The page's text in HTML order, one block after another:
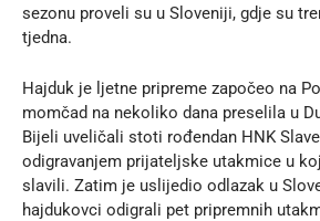
sezonu proveli su u Sloveniji, gdje su
tjedna.
Hajduk je ljetne pripreme započeo na
momčad na nekoliko dana preselila u
Bijeli uveličali stoti rođendan HNK
odigravanjem prijateljske utakmice u
slavili. Zatim je uslijedio odlazak u
hajdukovci odigrali pet pripremnih